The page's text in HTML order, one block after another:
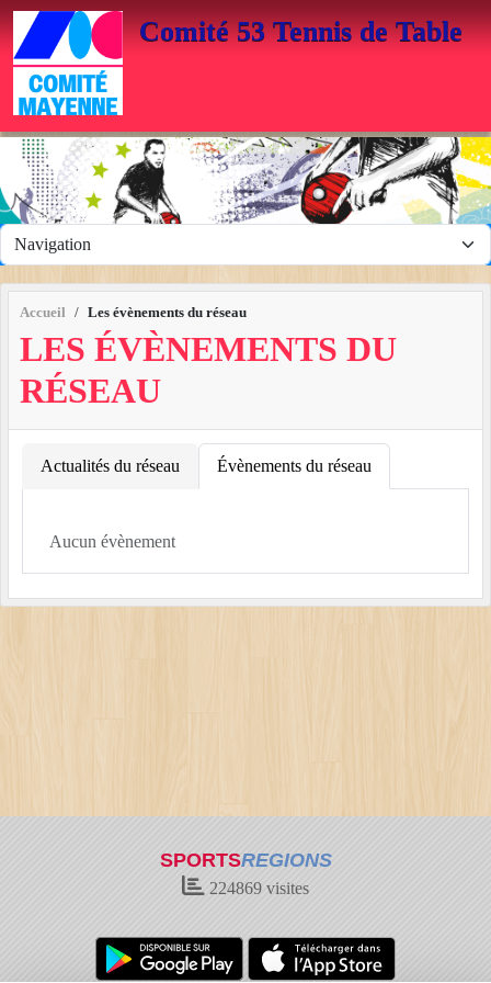
Comité 53 Tennis de Table
Accueil Les évènements du réseau
LES ÉVÈNEMENTS DU
RÉSEAU
Actualités du réseau Évènements du réseau
Aucun évènement
SPORTSREGIONS
224869 visites
Panneau de gestion des cookies